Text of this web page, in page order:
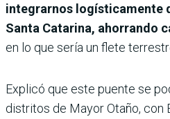
integrarnos logísticamente
Santa Catarina, ahorrando
en lo que sería un flete
Explicó que este puente se
distritos de Mayor Otaño, con